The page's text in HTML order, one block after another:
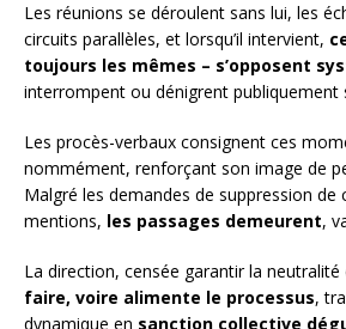
Les réunions se déroulent sans lui, les
circuits parallèles, et lorsqu’il intervient,
toujours les mêmes – s’opposent
interrompent ou dénigrent publiquement
Les procès-verbaux consignent ces
nommément, renforçant son image de
Malgré les demandes de suppression de
mentions, les passages demeurent,
La direction, censée garantir la neutralité
faire, voire alimente le processus,
dynamique en sanction collective